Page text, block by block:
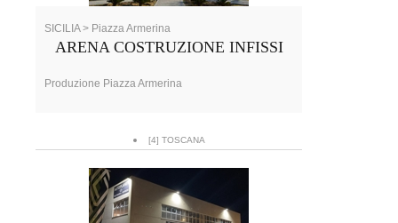
SICILIA > Piazza Armerina
ARENA COSTRUZIONE INFISSI
Produzione Piazza Armerina
[4] TOSCANA